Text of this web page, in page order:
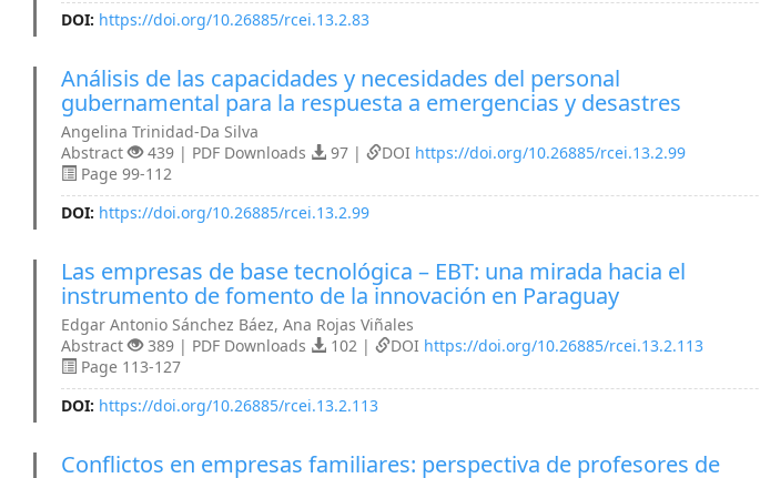
DOI: https://doi.org/10.26885/rcei.13.2.83
Análisis de las capacidades y necesidades del personal
gubernamental para la respuesta a emergencias y desastres
Angelina Trinidad-Da Silva
Abstract
439 | PDF Downloads 97 | DOI https://doi.org/10.26885/rcei.13.2.99
Page 99-112
DOI: https://doi.org/10.26885/rcei.13.2.99
Las empresas de base tecnológica – EBT: una mirada hacia el
instrumento de fomento de la innovación en Paraguay
Edgar Antonio Sánchez Báez, Ana Rojas Viñales
Abstract
389 | PDF Downloads 102 | DOI https://doi.org/10.26885/rcei.13.2.113
Page 113-127
DOI: https://doi.org/10.26885/rcei.13.2.113
Conflictos en empresas familiares: perspectiva de profesores de